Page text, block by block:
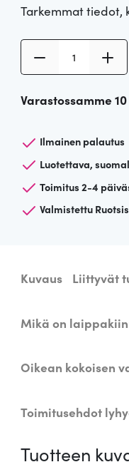
Tarkemmat tiedot,
p
n
a
r
j
i
a
n
0
m
Varastossamme
Ilmainen palautus
Luotettava,
Toimitus 2-4
Valmistettu
Kuvaus Liittyvät
Mikä on
Oikean kokoisen
Toimitusehdot
Tuotteen